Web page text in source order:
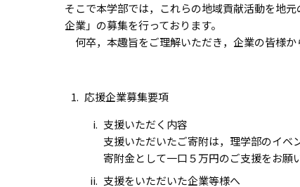
そこで本学部では，これらの地域貢献活動を地
企業」の募集を行っております。
何卒，本趣旨をご理解いただき，企業の皆様か
応援企業募集要項
支援いただく内容
支援いただいたご寄附は，理学部のイベ
寄附金として一口５万円のご支援をお願
支援をいただいた企業等様へ